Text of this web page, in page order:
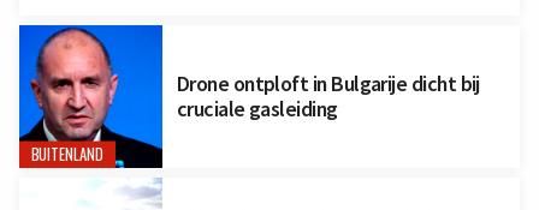
BUITENLAND
Drone ontploft in Bulgarije dicht bij
cruciale gasleiding